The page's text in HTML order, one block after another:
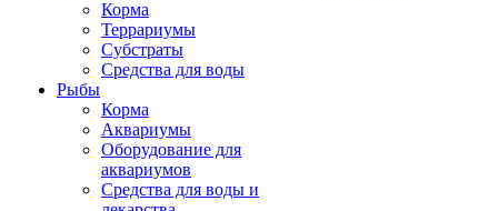
Корма
Террариумы
Субстраты
Средства для воды
Рыбы
Корма
Аквариумы
Оборудование для
аквариумов
Средства для воды и